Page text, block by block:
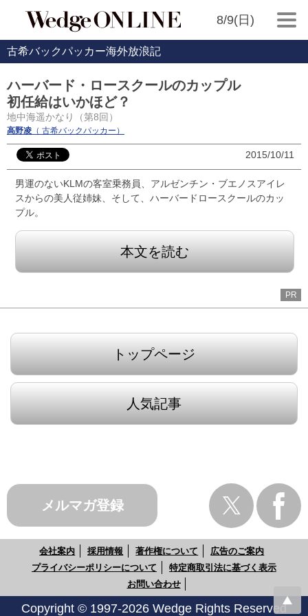
8/9(日)
古希バックパッカー海外放浪記
ハーバード・ロースクールのカップル
初任給はいかほど？
地中海遥かなり（第8回）
高野凌 （ 古希バックパッカー）
2015/10/11
男運のないKLMの客室乗務員、アルゼンチン・ブエノスアイレ
スからの美人従姉妹、そして、ハーバードロースクールのカッ
プル。
本文を読む
PR
トップページ
人気記事
メルマガ登録
会社案内 採用情報 著作権について
広告のご案内
プライバシーポリシーについて
特定商取引法に基づく表示
お問い合わせ
Copyright © 1997-2026 Wedge Rights Reserved